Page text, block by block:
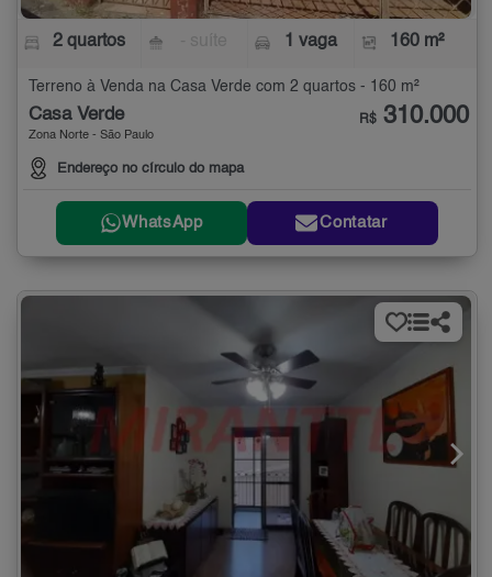
2 quartos 1 vaga 160 m²
Terreno à Venda na Casa Verde com 2 quartos - 160 m²
Casa Verde
Zona Norte - São Paulo
Endereço no círculo do mapa
R$ 310.000
WhatsApp Contatar